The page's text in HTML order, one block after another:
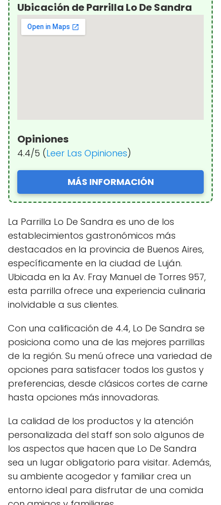
Ubicación de Parrilla Lo De Sandra
Opiniones
4.4/5 (Leer Las Opiniones)
MÁS INFORMACIÓN
La Parrilla Lo De Sandra es uno de los
establecimientos gastronómicos más
destacados en la provincia de Buenos Aires,
específicamente en la ciudad de Luján.
Ubicada en la Av. Fray Manuel de Torres 957,
esta parrilla ofrece una experiencia culinaria
inolvidable a sus clientes.
Con una calificación de 4.4, Lo De Sandra se
posiciona como una de las mejores parrillas
de la región. Su menú ofrece una variedad de
opciones para satisfacer todos los gustos y
preferencias, desde clásicos cortes de carne
hasta opciones más innovadoras.
La calidad de los productos y la atención
personalizada del staff son solo algunos de
los aspectos que hacen que Lo De Sandra
sea un lugar obligatorio para visitar. Además,
su ambiente acogedor y familiar crea un
entorno ideal para disfrutar de una comida